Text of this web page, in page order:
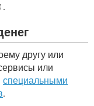
.
другу или
или
специальными
.